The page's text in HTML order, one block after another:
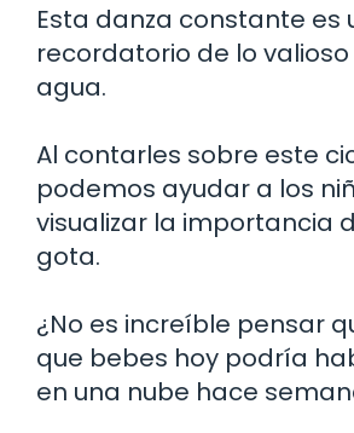
Esta danza constante es
recordatorio de lo valioso
agua.
Al contarles sobre este
podemos ayudar a los
visualizar la importancia
gota.
¿No es increíble pensar
que bebes hoy podría
en una nube hace